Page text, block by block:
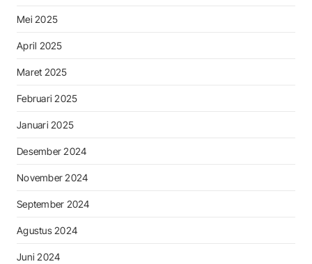
Mei 2025
April 2025
Maret 2025
Februari 2025
Januari 2025
Desember 2024
November 2024
September 2024
Agustus 2024
Juni 2024